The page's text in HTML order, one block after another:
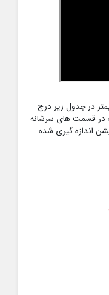
در جدول زیر درج
در قسمت های سرشانه
اندازه گیری شده